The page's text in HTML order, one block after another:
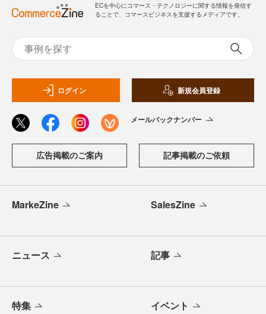
ECを中心にコマース・テクノロジーに関する情報を発信す
ることで、コマースビジネスを支援するメディアです。
ログイン 新規会員登録
メールバックナンバー
広告掲載のご案内 記事掲載のご依頼
MarkeZine SalesZine
ニュース 記事
特集 イベント